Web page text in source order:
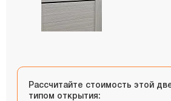
Рассчитайте стоимость этой
типом открытия: